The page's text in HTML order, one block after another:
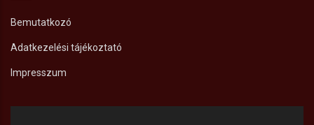
Bemutatkozó
Adatkezelési tájékoztató
Impresszum